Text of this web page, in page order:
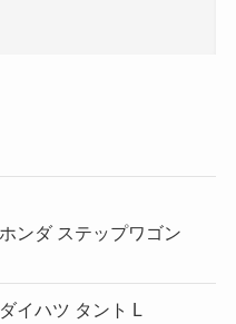
ンダ ステップワゴン
イハツ タント L